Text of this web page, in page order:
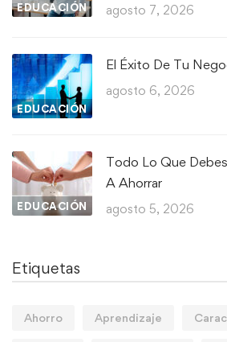
EDUCACIÓN agosto 7, 2026
EDUCACIÓN
El Éxito De Tu
agosto 6, 2026
EDUCACIÓN
Todo Lo Que
A Ahorrar
agosto 5, 2026
Etiquetas
Ahorro Aprendizaje